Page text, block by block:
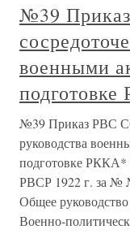
№39
военными
№39 Приказ РВС
руководства
подготовке РККА*
РВСР 1922 г. за №
Общее
Военно-